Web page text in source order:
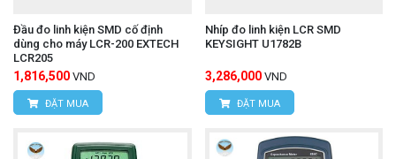
Đầu đo linh kiện SMD cố định
dùng cho máy LCR-200 EXTECH
LCR205
1,816,500 VND
ĐẶT MUA
Nhíp đo linh kiện LCR SMD
KEYSIGHT U1782B
3,286,000 VND
ĐẶT MUA